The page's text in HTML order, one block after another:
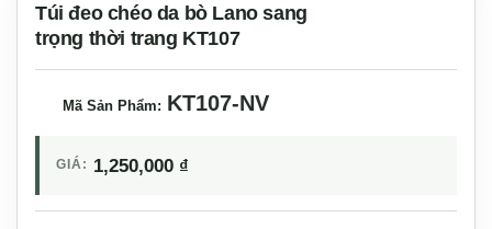
Túi đeo chéo da bò Lano sang
trọng thời trang KT107
Mã Sản Phẩm: KT107-NV
GIÁ: 1,250,000 ₫